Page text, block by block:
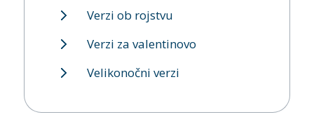
Verzi ob rojstvu
Verzi za valentinovo
Velikonočni verzi